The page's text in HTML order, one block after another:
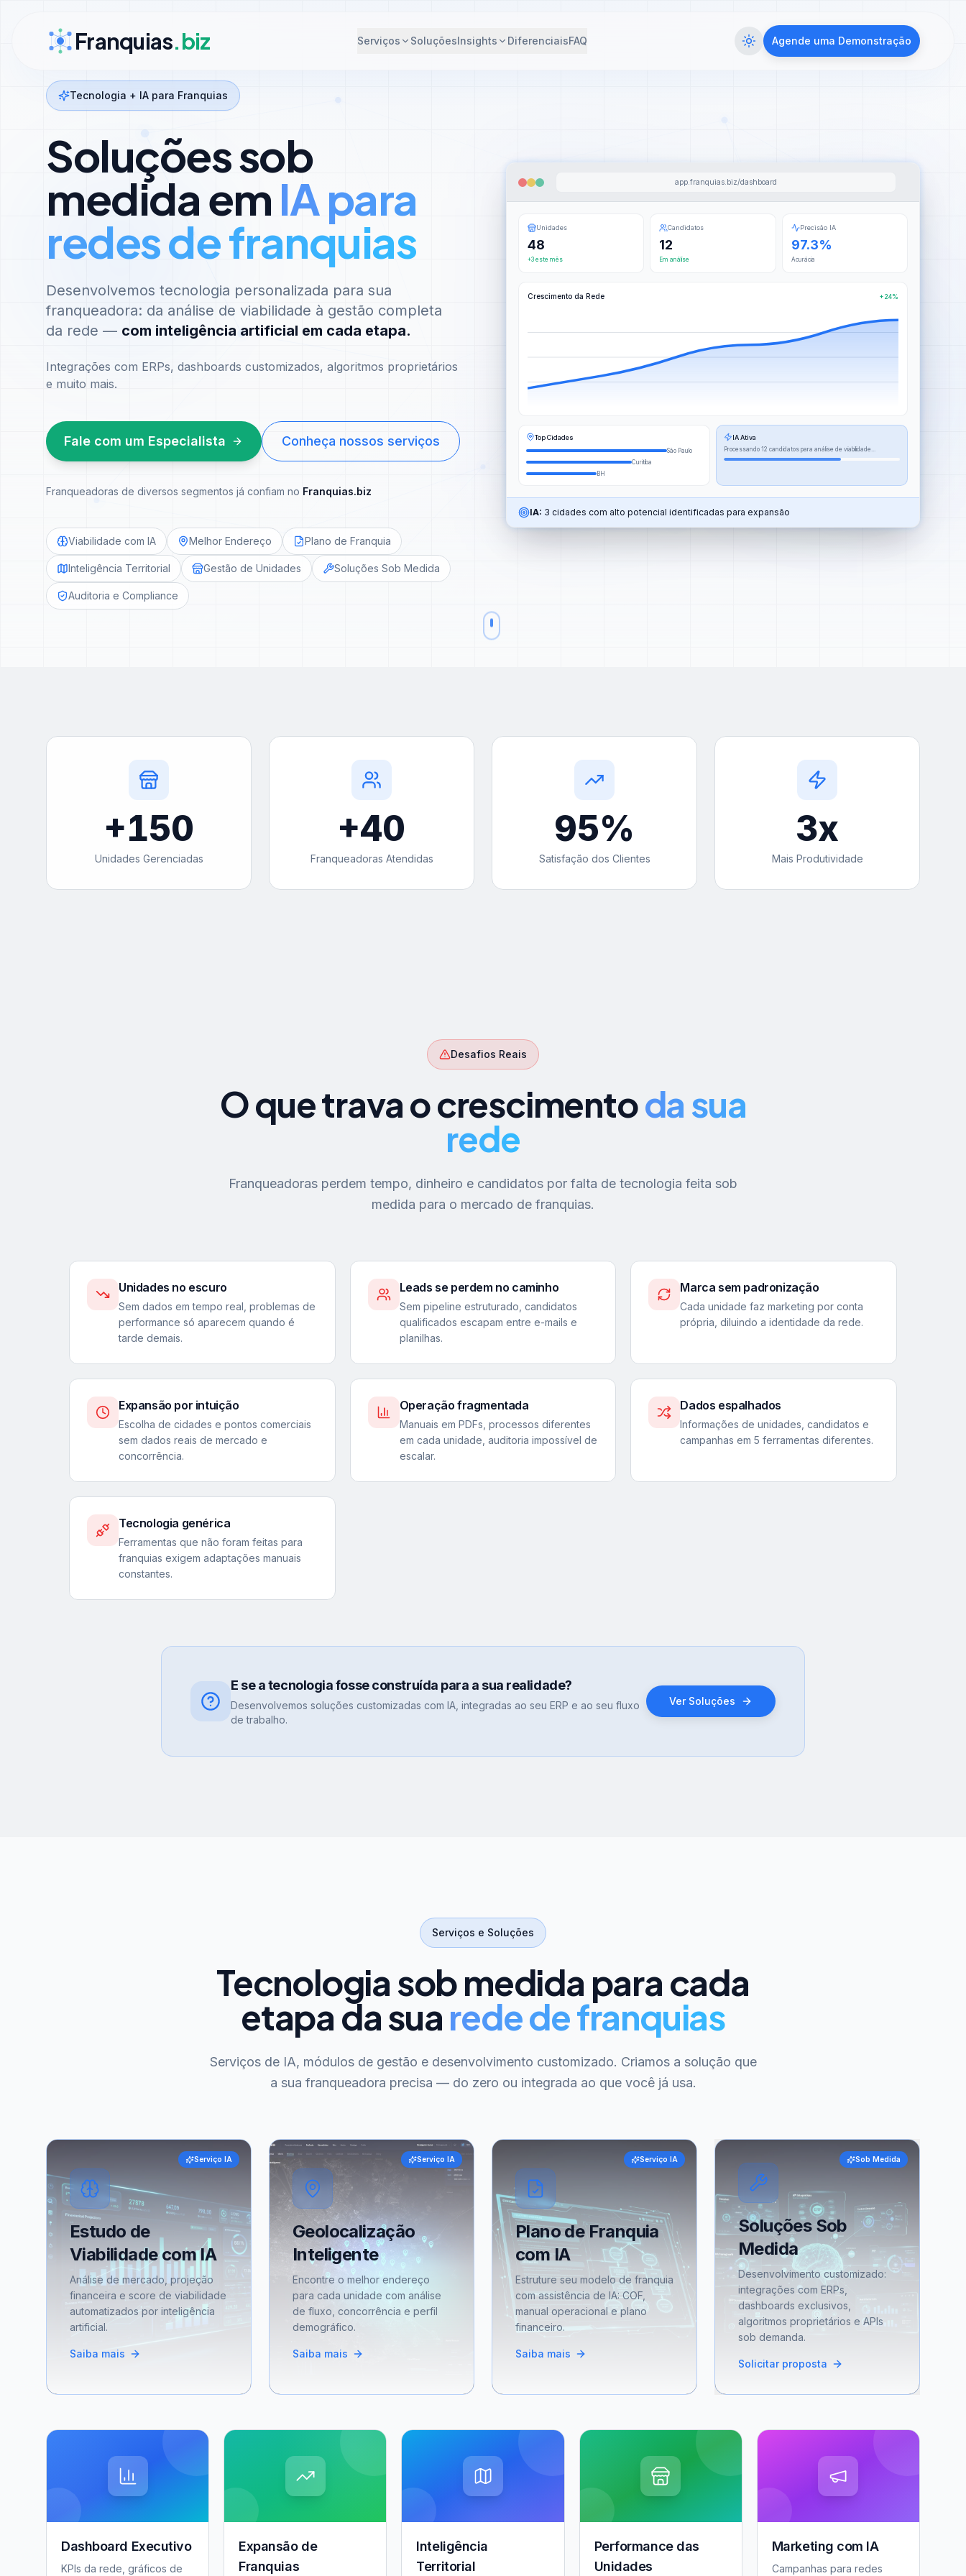
Franquias.biz Serviços SoluçõesInsights DiferenciaisFAQ Agende uma Demonstração
Tecnologia + IA para Franquias
Soluções sob
medida em IA para
redes de franquias
Desenvolvemos tecnologia personalizada para sua
franqueadora: da análise de viabilidade à gestão completa
da rede — com inteligência artificial em cada etapa.
Integrações com ERPs, dashboards customizados, algoritmos proprietários
e muito mais.
Fale com um Especialista Conheça nossos serviços
Franqueadoras de diversos segmentos já confiam no Franquias.biz
Viabilidade com IA Melhor Endereço Plano de Franquia
Inteligência Territorial Gestão de Unidades Soluções Sob Medida
Auditoria e Compliance
app.franquias.biz/dashboard
Unidades
48
+3 este mês
Candidatos
12
Em análise
Precisão IA
97.3%
Acurácia
Crescimento da Rede +24%
Top Cidades
São Paulo
Curitiba
BH
IA Ativa
Processando 12 candidatos para análise de viabilidade...
IA: 3 cidades com alto potencial identificadas para expansão
+150
Unidades Gerenciadas
+40
Franqueadoras Atendidas
95%
Satisfação dos Clientes
3x
Mais Produtividade
Desafios Reais
O que trava o crescimentoda sua
rede
Franqueadoras perdem tempo, dinheiro e candidatos por falta de tecnologia feita sob
medida para o mercado de franquias.
Unidades no escuro
Sem dados em tempo real, problemas de
performance só aparecem quando é
tarde demais.
Leads se perdem no caminho
Sem pipeline estruturado, candidatos
qualificados escapam entre e-mails e
planilhas.
Marca sem padronização
Cada unidade faz marketing por conta
própria, diluindo a identidade da rede.
Expansão por intuição
Escolha de cidades e pontos comerciais
sem dados reais de mercado e
concorrência.
Operação fragmentada
Manuais em PDFs, processos diferentes
em cada unidade, auditoria impossível de
escalar.
Dados espalhados
Informações de unidades, candidatos e
campanhas em 5 ferramentas diferentes.
Tecnologia genérica
Ferramentas que não foram feitas para
franquias exigem adaptações manuais
constantes.
E se a tecnologia fosse construída para a sua realidade?
Desenvolvemos soluções customizadas com IA, integradas ao seu ERP e ao seu fluxo
de trabalho.
Ver Soluções
Serviços e Soluções
Tecnologia sob medida para cada
etapa da suarede de franquias
Serviços de IA, módulos de gestão e desenvolvimento customizado. Criamos a solução que
a sua franqueadora precisa — do zero ou integrada ao que você já usa.
Serviço IA
Estudo de
Viabilidade com IA
Análise de mercado, projeção
financeira e score de viabilidade
automatizados por inteligência
artificial.
Saiba mais
Serviço IA
Geolocalização
Inteligente
Encontre o melhor endereço
para cada unidade com análise
de fluxo, concorrência e perfil
demográfico.
Saiba mais
Serviço IA
Plano de Franquia
com IA
Estruture seu modelo de franquia
com assistência de IA: COF,
manual operacional e plano
financeiro.
Saiba mais
Sob Medida
Soluções Sob
Medida
Desenvolvimento customizado:
integrações com ERPs,
dashboards exclusivos,
algoritmos proprietários e APIs
sob demanda.
Solicitar proposta
Dashboard Executivo
KPIs da rede, gráficos de
Expansão de
Franquias
Inteligência
Territorial
Performance das
Unidades
Marketing com IA
Campanhas para redes